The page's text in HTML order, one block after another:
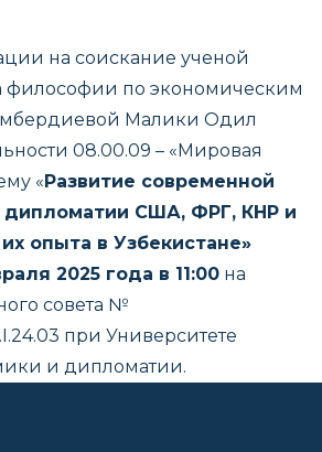
на соискание ученой
философии по экономическим
Малики Одил
08.00.09 – «Мировая
« Развитие современной
дипломатии США, ФРГ, КНР и
опыта в Узбекистане»
2025 года в 11:00 на
совета №
при Университете
и дипломатии.